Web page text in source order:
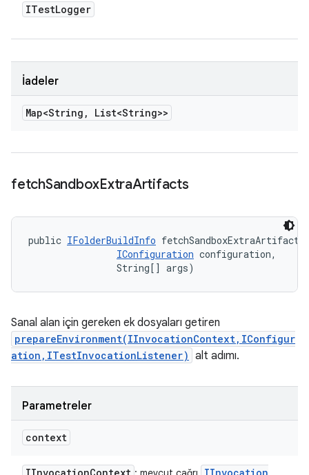
ITestLogger
İadeler
Map<String , List<String>>
fetchSandboxExtraArtifacts
public IFolderBuildInfo
IConfiguration configuration,
                String[] args)
Sanal alan için gereken ek dosyaları getiren
prepareEnvironment(IInvocationContext,IConfigur
ation,ITestInvocationListener) alt adımı.
Parametreler
context